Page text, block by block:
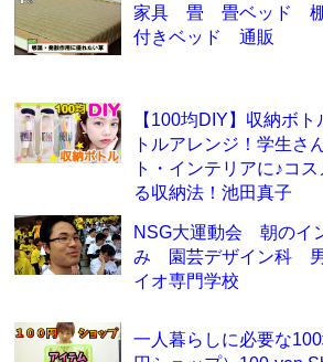
家具 畳 畳ベッド
付きベッド 通販
【100均DIY】収納ボ
トルアレンジ！学生さ
ト・インテリアに♪コ
る収納法！池田真子
NSG大運動会 朝のイ
み 園芸デザイン科
イオ専門学校
一人暮らしに必要な